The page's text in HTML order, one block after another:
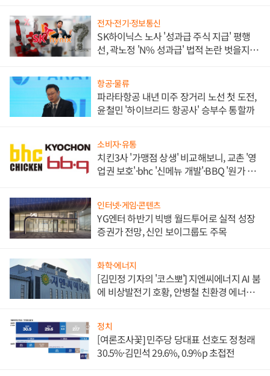
전자·전기·정보통신
SK하이닉스 노사 '성과급 주식 지급' 평행
선, 곽노정 'N% 성과급' 법적 논란 벗을지 주
항공·물류
파라타항공 내년 미주 장거리 노선 첫 도전,
윤철민 '하이브리드 항공사' 승부수 통할까
소비자·유통
치킨3사 '가맹점 상생' 비교해보니, 교촌 '영
업권 보호'·bhc '신메뉴 개발'·BBQ '원가 부
인터넷·게임·콘텐츠
YG엔터 하반기 빅뱅 월드투어로 실적 성장
증권가 전망, 신인 보이그룹도 주목
화학·에너지
[김민정 기자의 '코스뽀'] 지엔씨에너지 AI 붐
에 비상발전기 호황, 안병철 친환경 에너지
정치
[여론조사꽃] 민주당 당대표 선호도 정청래
30.5%·김민석 29.6%, 0.9%p 초접전